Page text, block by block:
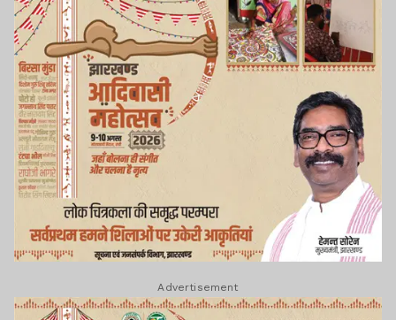
Advertisement